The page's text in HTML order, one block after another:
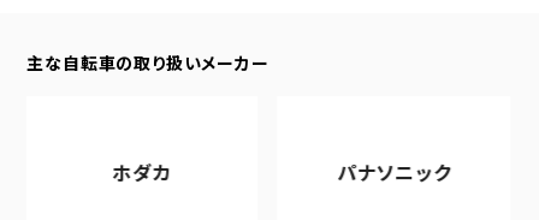
主な自転車の取り扱いメーカー
ホダカ パナソニック